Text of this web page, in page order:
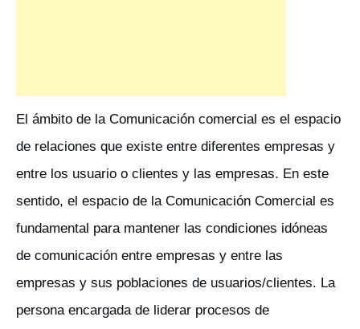
El ámbito de la Comunicación comercial es el espacio
de relaciones que existe entre diferentes empresas y
entre los usuario o clientes y las empresas. En este
sentido, el espacio de la Comunicación Comercial es
fundamental para mantener las condiciones idóneas
de comunicación entre empresas y entre las
empresas y sus poblaciones de usuarios/clientes. La
persona encargada de liderar procesos de